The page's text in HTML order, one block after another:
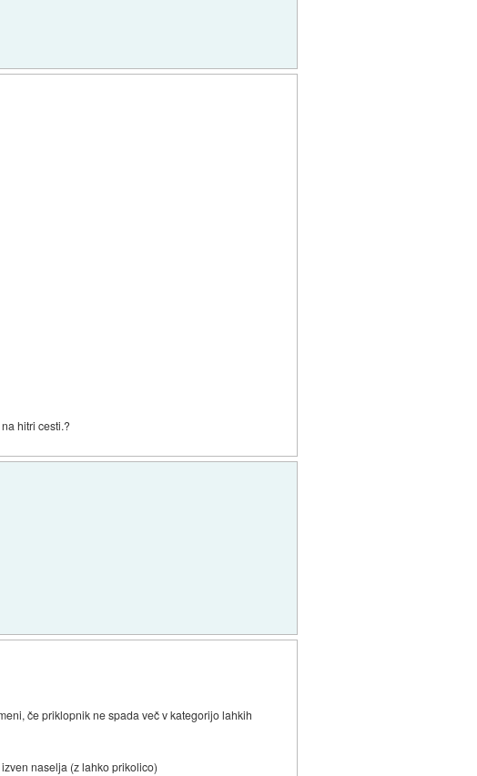
hitri cesti.?
če priklopnik ne spada več v kategorijo lahkih
naselja (z lahko prikolico)